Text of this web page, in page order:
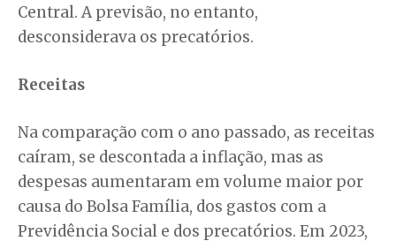
Central. A previsão, no entanto,
desconsiderava os precatórios.
Receitas
Na comparação com o ano passado, as receitas
caíram, se descontada a inflação, mas as
despesas aumentaram em volume maior por
causa do Bolsa Família, dos gastos com a
Previdência Social e dos precatórios. Em 2023,